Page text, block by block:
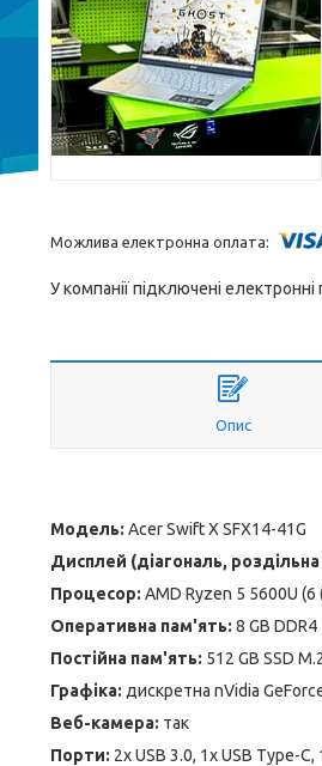
У компанії підключені
Опис
Модель: Acer Swift X SFX14-41G
Дисплей (діагональ,
Процесор: AMD Ryzen 5 5600U (6
Оперативна пам'ять: 8 GB DDR4
Постійна пам'ять: 512 GB SSD
Графіка: дискретна nVidia
Веб-камера: так
Порти: 2x USB 3.0, 1x USB Type-